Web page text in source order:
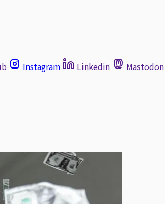
Instagram Linkedin Mastodon